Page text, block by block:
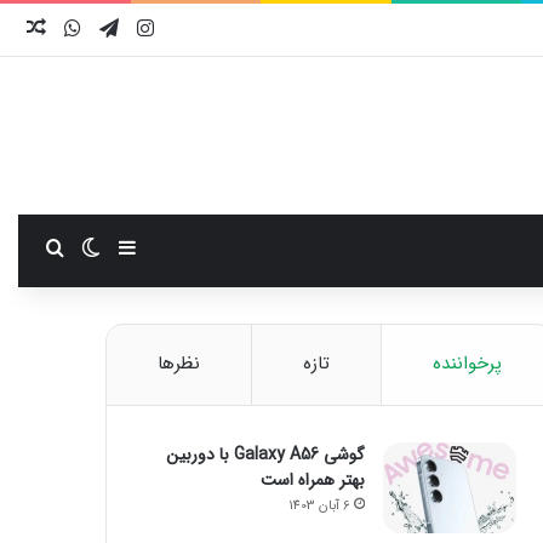
اینستاگرام
تلگرام واتس
سایدبارتغییر
پرخواننده تازه نظرها
گوشی Galaxy A56 با دوربین
بهتر همراه است
6 آبان 1403